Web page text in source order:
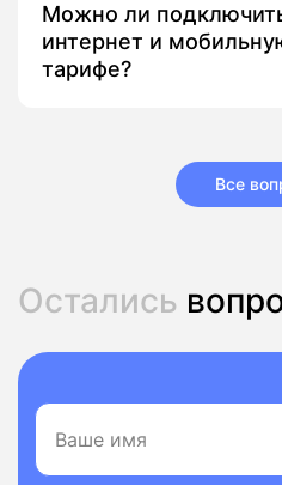
Можно ли
интернет и
тарифе?
Все
Остались